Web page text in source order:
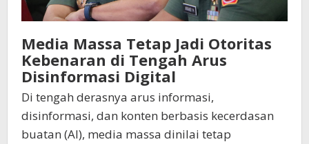
Media Massa Tetap Jadi Otoritas
Kebenaran di Tengah Arus
Disinformasi Digital
Di tengah derasnya arus informasi,
disinformasi, dan konten berbasis kecerdasan
buatan (AI), media massa dinilai tetap